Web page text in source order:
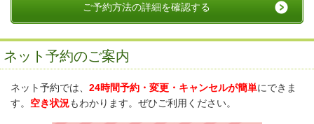
ご予約方法の詳細を確認する
ネット予約のご案内
ネット予約では、 24時間予約・変更・キャンセルが簡単にできま
す。 空き状況もわかります。ぜひご利用ください。